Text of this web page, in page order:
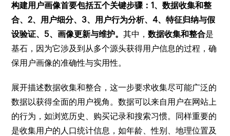
构建用户画像首要包括五个关键步骤：1、数据收集和整
合、2、用户细分、3、用户行为分析、4、特征归纳与假
设验证、5、画像更新与维护。其中，数据收集和整合是
基石，因为它涉及到从多个源头获得用户信息的过程，确
保用户画像的准确性与实用性。
展开描述数据收集和整合，这一步要求收集尽可能广泛的
数据以获得全面的用户视角。数据可以来自用户在网站上
的行为，如浏览历史、购买记录和搜索习惯。同样重要的
是收集用户的人口统计信息，如年龄、性别、地理位置及